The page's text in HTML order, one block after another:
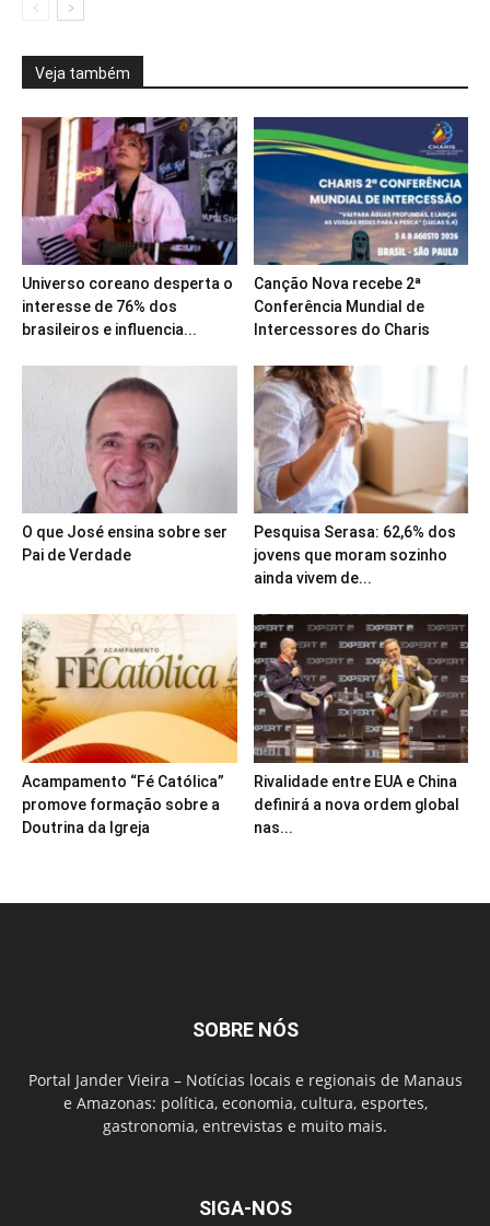
Veja também
Universo coreano desperta o
interesse de 76% dos
brasileiros e influencia...
Canção Nova recebe 2ª
Conferência Mundial de
Intercessores do Charis
O que José ensina sobre ser
Pai de Verdade
Pesquisa Serasa: 62,6% dos
jovens que moram sozinho
ainda vivem de...
Acampamento “Fé Católica”
promove formação sobre a
Doutrina da Igreja
Rivalidade entre EUA e China
definirá a nova ordem global
nas...
SOBRE NÓS
Portal Jander Vieira – Notícias locais e regionais de Manaus
e Amazonas: política, economia, cultura, esportes,
gastronomia, entrevistas e muito mais.
SIGA-NOS